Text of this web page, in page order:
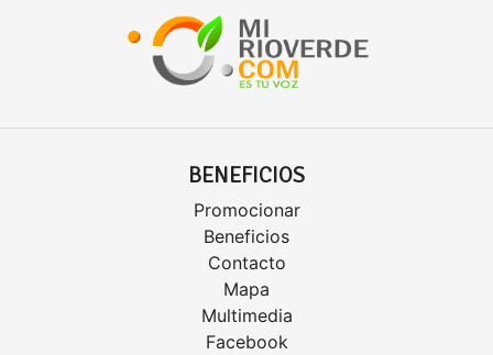
BENEFICIOS
Promocionar
Beneficios
Contacto
Mapa
Multimedia
Facebook